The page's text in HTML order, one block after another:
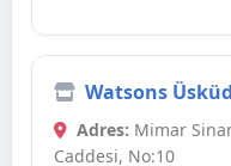
Watsons
Adres: Mimar
Caddesi, No:10